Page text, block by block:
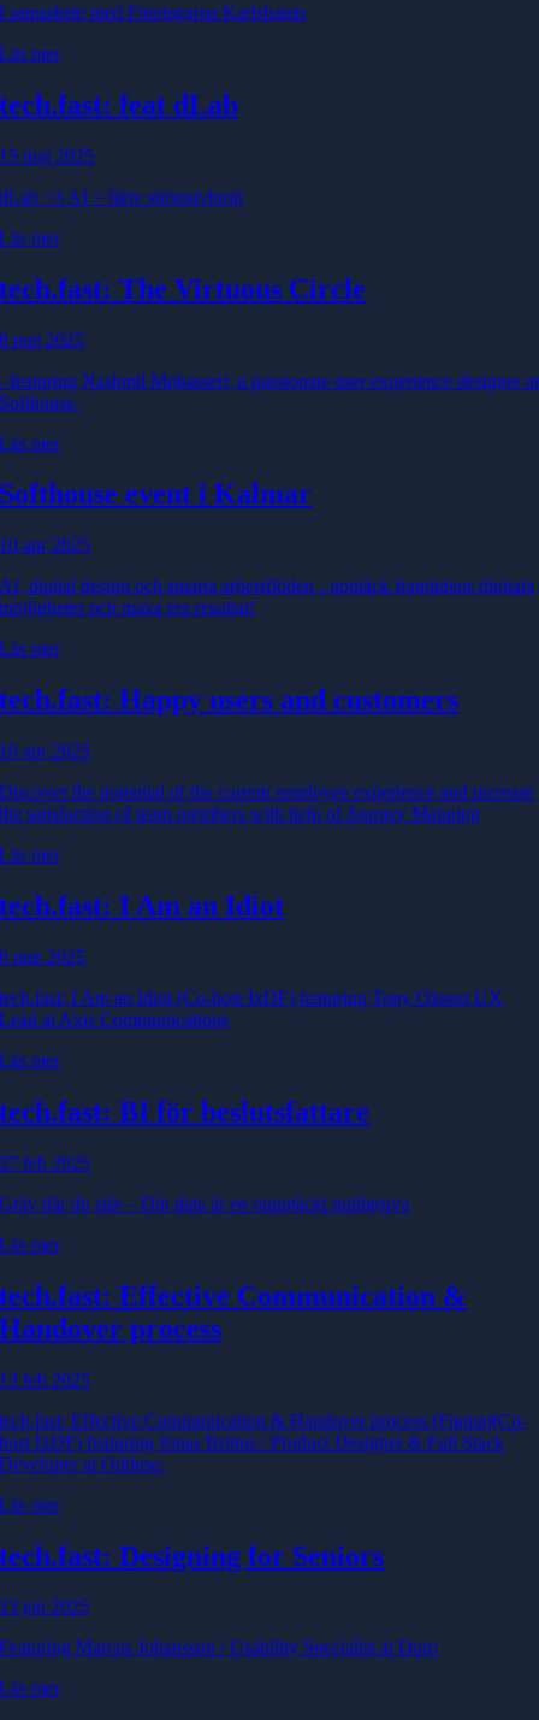
I samarbete med Företagarna Karlshamn
Läs mer
tech.fast: feat dLab
15 maj 2025
dLab <3 AI = färre strömavbrott
Läs mer
tech.fast: The Virtuous Circle
8 maj 2025
- featuring Nashmil Mobasseri, a passionate user experience designer at
Softhouse.
Läs mer
Softhouse event i Kalmar
10 apr 2025
AI, digital design och smarta arbetsflöden - upptäck framtidens digitala
möjligheter och maxa era resultat!
Läs mer
tech.fast: Happy users and customers
10 apr 2025
Discover the potential of the current employee experience and increase
the satisfaction of team members with help of Journey Mapping
Läs mer
tech.fast: I Am an Idiot
6 mar 2025
tech.fast: I Am an Idiot (Co-host IxDF) featuring Tony Olsson UX
Lead at Axis Communications
Läs mer
tech.fast: BI för beslutsfattare
27 feb 2025
Gräv där du står – Din data är en oupptäckt guldgruva
Läs mer
tech.fast: Effective Communication &
Handover process
13 feb 2025
tech.fast: Effective Communication & Handover process (Figma)(Co-
host IxDF) featuring Jonas Bröms / Product Designer & Full Stack
Developer at Odduse.
Läs mer
tech.fast: Designing for Seniors
23 jan 2025
Featuring Marcus Johansson / Usability Specialist at Doro
Läs mer